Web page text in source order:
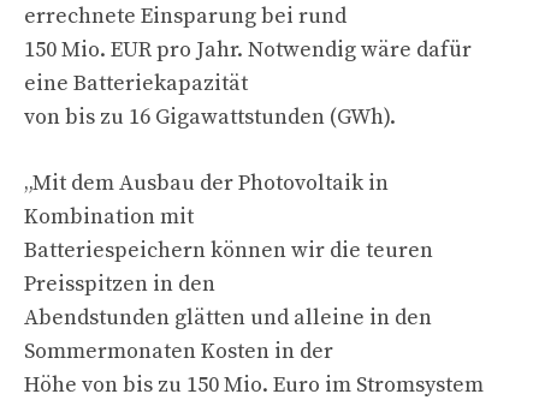
errechnete Einsparung bei rund
150 Mio. EUR pro Jahr. Notwendig wäre dafür
eine Batteriekapazität
von bis zu 16 Gigawattstunden (GWh).
„Mit dem Ausbau der Photovoltaik in
Kombination mit
Batteriespeichern können wir die teuren
Preisspitzen in den
Abendstunden glätten und alleine in den
Sommermonaten Kosten in der
Höhe von bis zu 150 Mio. Euro im Stromsystem